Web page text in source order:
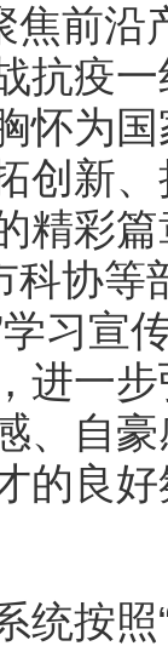
前沿
抗疫
怀为
创新
精彩
协等
习宣
进一
、自
的良
统按